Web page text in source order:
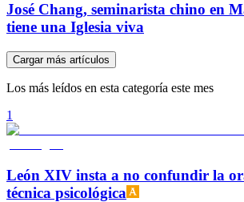
José Chang, seminarista chino en
tiene una Iglesia viva
Cargar más artículos
Los más leídos en esta categoría este mes
1
León XIV insta a no confundir la
técnica psicológica